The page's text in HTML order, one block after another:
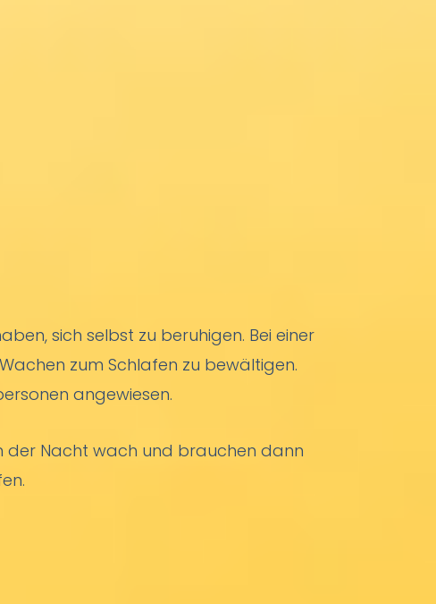
sich selbst zu beruhigen. Bei einer
zum Schlafen zu bewältigen.
angewiesen.
der Nacht wach und brauchen dann